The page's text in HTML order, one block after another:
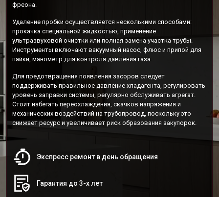
фреона.
Удаление пробки осуществляется несколькими способами:
прокачка специальной жидкостью, применение
ультразвуковой очистки или полная замена участка трубы.
Инструменты включают вакуумный насос, флюс и припой для
пайки, манометр для контроля давления газа.
Для предотвращения появления засоров следует
поддерживать правильное давление хладагента, регулировать
уровень заправки системы, регулярно обслуживать агрегат.
Стоит избегать переохлаждения, скачков напряжения и
механических воздействий на трубопровод, поскольку это
снижает ресурс и увеличивает риск образования закупорок.
Экспресс ремонт в день обращения
Гарантия до 3-х лет